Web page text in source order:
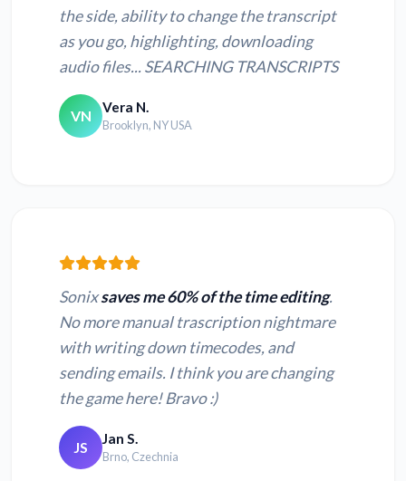
the side, ability to change the transcript
as you go, highlighting, downloading
audio files... SEARCHING TRANSCRIPTS
VN Vera N.
Brooklyn, NY USA
Sonixsaves me 60% of the time editing.
No more manual trascription nightmare
with writing down timecodes, and
sending emails. I think you are changing
the game here! Bravo :)
JS Jan S.
Brno, Czechnia